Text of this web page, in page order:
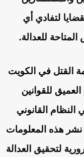
لتفادي أي
للعدالة.
القتل في الكويت
للقوانين
النظام القانوني
هذه المعلومات
لتحقيق العدالة